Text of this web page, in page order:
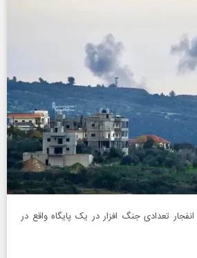
تعدادی جنگ افزار در یک پایگاه واقع در